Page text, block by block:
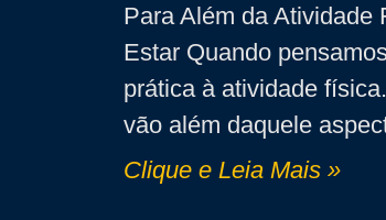
Para Além da Atividade
Estar Quando
prática à atividade
vão além daquele
Clique e Leia Mais »